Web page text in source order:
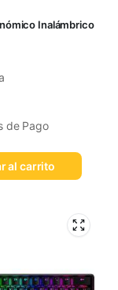
Inalámbrico
de Pago
al carrito